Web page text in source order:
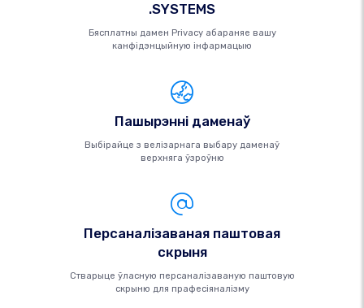
.SYSTEMS
Бясплатны дамен Privacy абараняе вашу
канфідэнцыйную інфармацыю
Пашырэнні даменаў
Выбірайце з велізарнага выбару даменаў
верхняга ўзроўню
Персаналізаваная паштовая
скрыня
Стварыце ўласную персаналізаваную паштовую
скрыню для прафесіяналізму